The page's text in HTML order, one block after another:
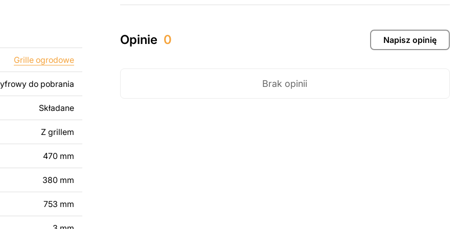
Rysunki
montażu, aby
zarówno do
że
plików jest
dodanie tekstu,
według
metalowego
się z nami
Grille ogrodowe
do pobrania
Składane
Z grillem
470 mm
380 mm
753 mm
Opinie 0 Napisz opinię
Brak opinii